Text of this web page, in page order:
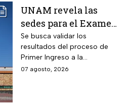
UNAM revela las
sedes para el Examen
de control 2026;
consulta dónde será
Se busca validar los
resultados del proceso de
Primer Ingreso a la
Licenciatura luego de
07 agosto, 2026